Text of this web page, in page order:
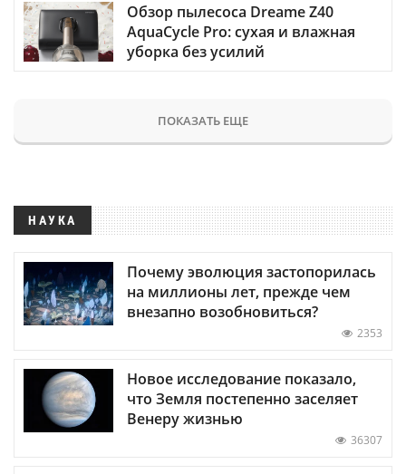
Обзор пылесоса Dreame Z40
AquaCycle Pro: сухая и влажная
уборка без усилий
ПОКАЗАТЬ ЕЩЕ
НАУКА
Почему эволюция застопорилась
на миллионы лет, прежде чем
внезапно возобновиться?
2353
Новое исследование показало,
что Земля постепенно заселяет
Венеру жизнью
36307